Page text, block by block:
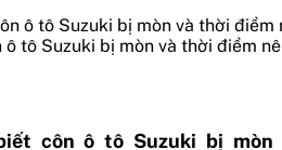
ô tô Suzuki bị mòn và thời điểm
côn ô tô Suzuki bị mòn